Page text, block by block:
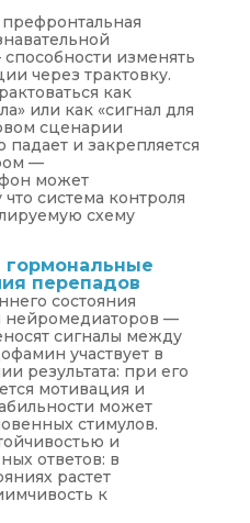
изменять
через трактовку.
как
или как «сигнал для
сценарии
и закрепляется
—
может
система контроля
схему
перепадов
состояния
нейромедиаторов —
сигналы между
участвует в
результата: при его
мотивация и
может
стимулов.
и
ответов: в
растет
к